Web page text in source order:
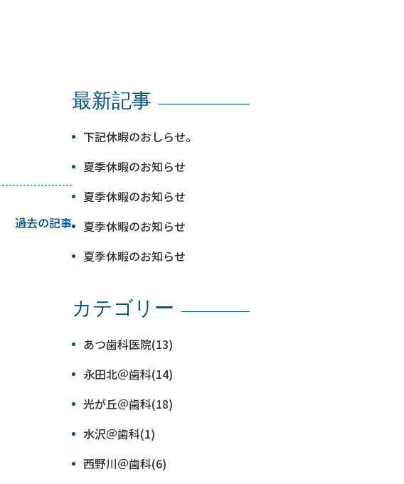
過去の記事
最新記事
下記休暇のおしらせ。
夏季休暇のお知らせ
夏季休暇のお知らせ
夏季休暇のお知らせ
夏季休暇のお知らせ
カテゴリー
あつ歯科医院(13)
永田北＠歯科(14)
光が丘＠歯科(18)
水沢＠歯科(1)
西野川＠歯科(6)